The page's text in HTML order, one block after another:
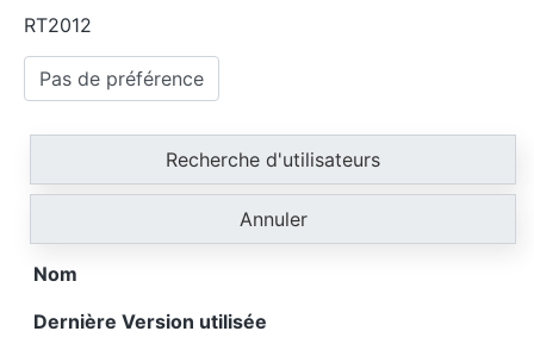
RT2012
Nom
Dernière Version utilisée